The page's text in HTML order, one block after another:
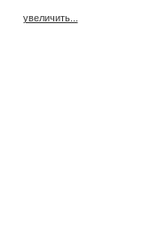
увеличить...